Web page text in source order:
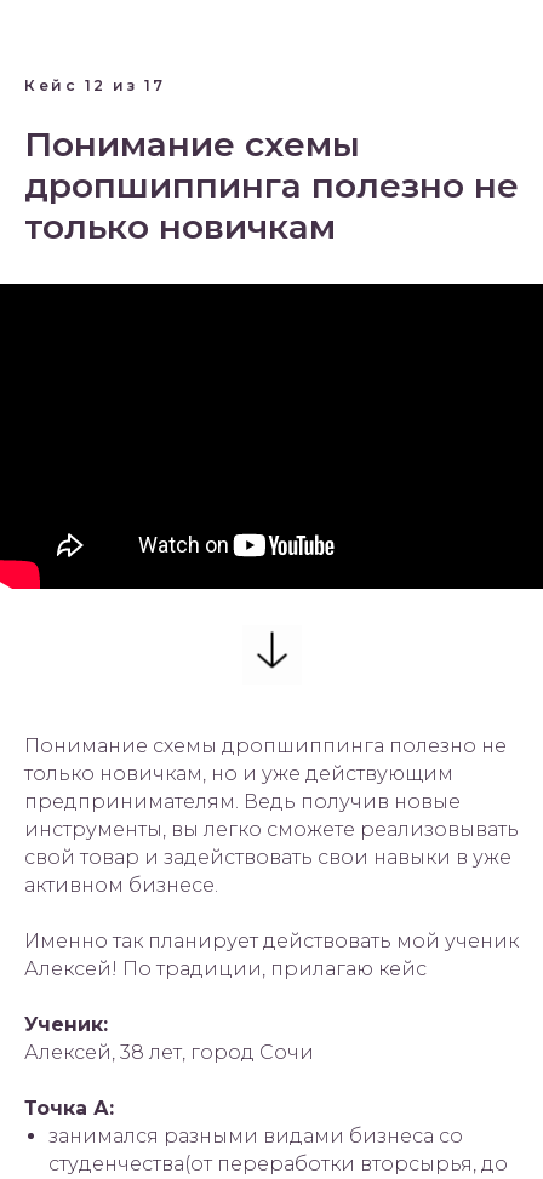
Кейс 12 из 17
Понимание схемы
дропшиппинга полезно не
только новичкам
Понимание схемы дропшиппинга полезно не
только новичкам, но и уже действующим
предпринимателям. Ведь получив новые
инструменты, вы легко сможете реализовывать
свой товар и задействовать свои навыки в уже
активном бизнесе.
Именно так планирует действовать мой ученик
Алексей! По традиции, прилагаю кейс
Ученик:
Алексей, 38 лет, город Сочи
Точка А:
занимался разными видами бизнеса со
студенчества(от переработки вторсырья, до